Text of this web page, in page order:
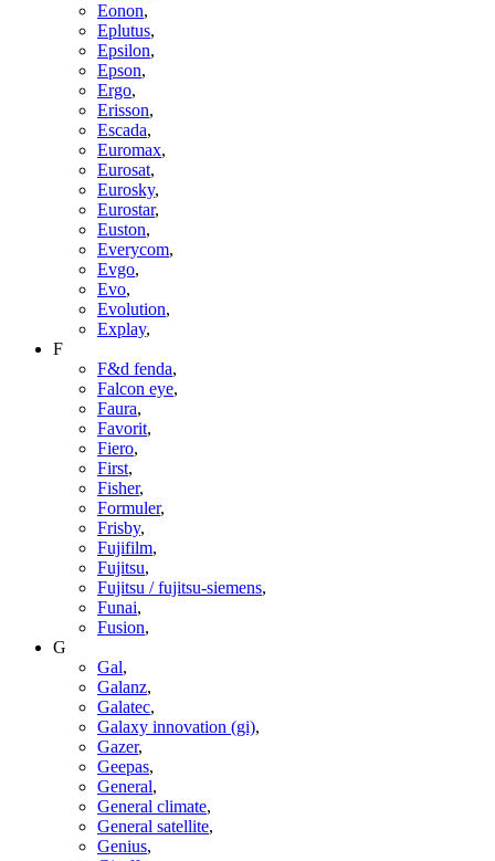
Eonon,
Eplutus,
Epsilon,
Epson,
Ergo,
Erisson,
Escada,
Euromax,
Eurosat,
Eurosky,
Eurostar,
Euston,
Everycom,
Evgo,
Evo,
Evolution,
Explay,
F
F&d fenda,
Falcon eye,
Faura,
Favorit,
Fiero,
First,
Fisher,
Formuler,
Frisby,
Fujifilm,
Fujitsu,
Fujitsu / fujitsu-siemens,
Funai,
Fusion,
G
Gal,
Galanz,
Galatec,
Galaxy innovation (gi),
Gazer,
Geepas,
General,
General climate,
General satellite,
Genius,